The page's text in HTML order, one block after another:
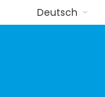
Deutsch